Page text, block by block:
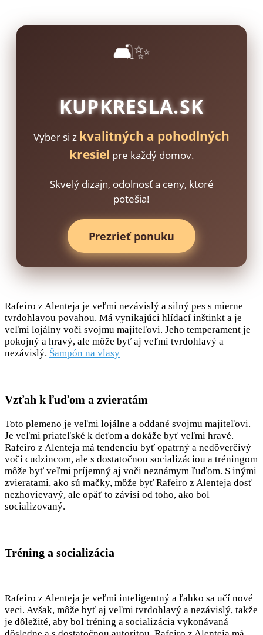
🛋️✨
KUPKRESLA.SK
Vyber si z kvalitných a pohodlných
kresiel pre každý domov.
Skvelý dizajn, odolnosť a ceny, ktoré
potešia!
Prezrieť ponuku
Rafeiro z Alenteja je veľmi nezávislý a silný pes s mierne
tvrdohlavou povahou. Má vynikajúci hlídací inštinkt a je
veľmi lojálny voči svojmu majiteľovi. Jeho temperament je
pokojný a hravý, ale môže byť aj veľmi tvrdohlavý a
nezávislý. Šampón na vlasy
Vzťah k ľuďom a zvieratám
Toto plemeno je veľmi lojálne a oddané svojmu majiteľovi.
Je veľmi priateľské k deťom a dokáže byť veľmi hravé.
Rafeiro z Alenteja má tendenciu byť opatrný a nedôverčivý
voči cudzincom, ale s dostatočnou socializáciou a tréningom
môže byť veľmi príjemný aj voči neznámym ľuďom. S inými
zvieratami, ako sú mačky, môže byť Rafeiro z Alenteja dosť
nezhovievavý, ale opäť to závisí od toho, ako bol
socializovaný.
Tréning a socializácia
Rafeiro z Alenteja je veľmi inteligentný a ľahko sa učí nové
veci. Avšak, môže byť aj veľmi tvrdohlavý a nezávislý, takže
je dôležité, aby bol tréning a socializácia vykonávaná